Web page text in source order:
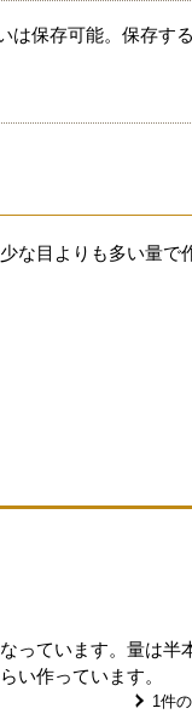
は保存可能。保存す
な目よりも多い量で
っています。量は半
い作っています。
1件